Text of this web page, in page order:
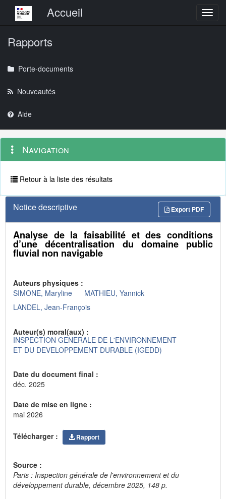
Menu principalAccueil
Rapports
Porte-documents
Nouveautés
Aide
Navigation
outils
Menu
contextuel
Navigation
Retour à la liste des résultats
Notice descriptive Export PDF
Analyse de la faisabilité et des conditions
d’une décentralisation du domaine public
fluvial non navigable
Auteurs physiques :
SIMONE, Maryline
MATHIEU, Yannick
LANDEL, Jean-François
Auteur(s) moral(aux) :
INSPECTION GENERALE DE L'ENVIRONNEMENT
ET DU DEVELOPPEMENT DURABLE (IGEDD)
Date du document final :
déc. 2025
Date de mise en ligne :
mai 2026
Télécharger : Rapport
Source :
Paris : Inspection générale de l'environnement et du
développement durable, décembre 2025, 148 p.